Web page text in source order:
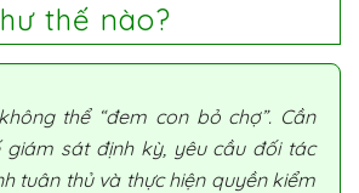
thế nào?
thể “đem con bỏ chợ”. Cần
giám sát định kỳ, yêu cầu đối tác
tuân thủ và thực hiện quyền kiểm